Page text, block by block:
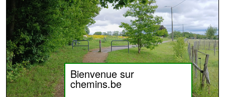
Bienvenue sur
chemins.be